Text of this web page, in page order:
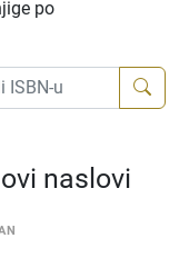
po
naslovi